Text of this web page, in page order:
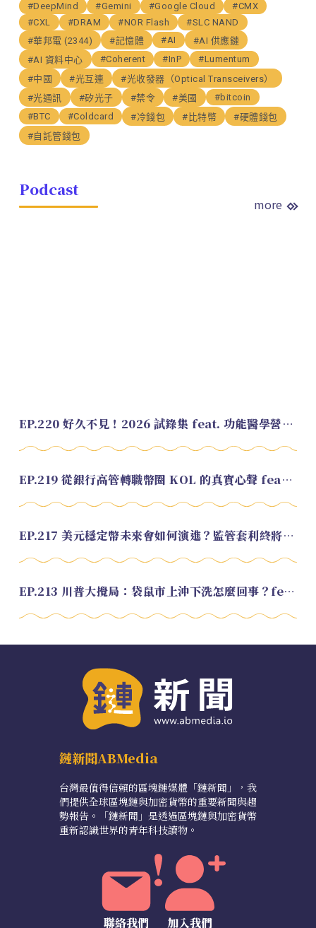
#DeepMind
#Gemini #Google Cloud
#CMX
#CXL
#DRAM #NOR Flash
#SLC NAND
#華邦電 (2344)
#記憶體 #AI
#AI 供應鏈
#AI 資料中心
#Coherent #InP
#Lumentum
#中國
#光互連
#光收發器（Optical Transceivers）
#光通訊
#矽光子 #禁令 #美國
#bitcoin
#BTC
#Coldcard #冷錢包 #比特幣
#硬體錢包
#自託管錢包
Podcast
more
EP.220 好久不見！2026 試錄集 feat. 功能醫學營養師 美寶
EP.219 從銀行高管轉職幣圈 KOL 的真實心聲 feat.龜大
EP.217 美元穩定幣未來會如何演進？監管套利終將收斂？feat. 研究員 余哲安
EP.213 川普大攪局：袋鼠市上沖下洗怎麼回事？feat. Alvin
鏈新聞ABMedia
台灣最值得信賴的區塊鏈媒體「鏈新聞」，我
們提供全球區塊鏈與加密貨幣的重要新聞與趨
勢報告。「鏈新聞」是透過區塊鏈與加密貨幣
重新認識世界的青年科技讀物。
聯絡我們 加入我們